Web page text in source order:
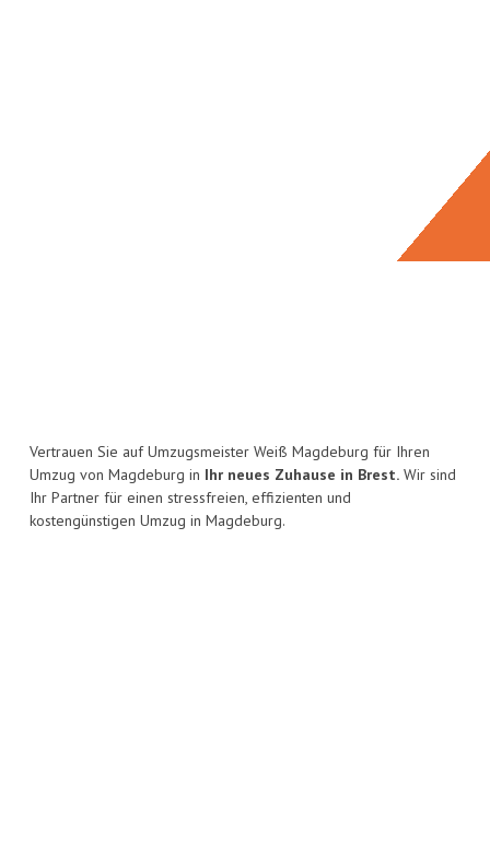
Vertrauen Sie auf Umzugsmeister Weiß Magdeburg für Ihren
Umzug von Magdeburg in Ihr neues Zuhause in Brest. Wir sind
Ihr Partner für einen stressfreien, effizienten und
kostengünstigen Umzug in Magdeburg.